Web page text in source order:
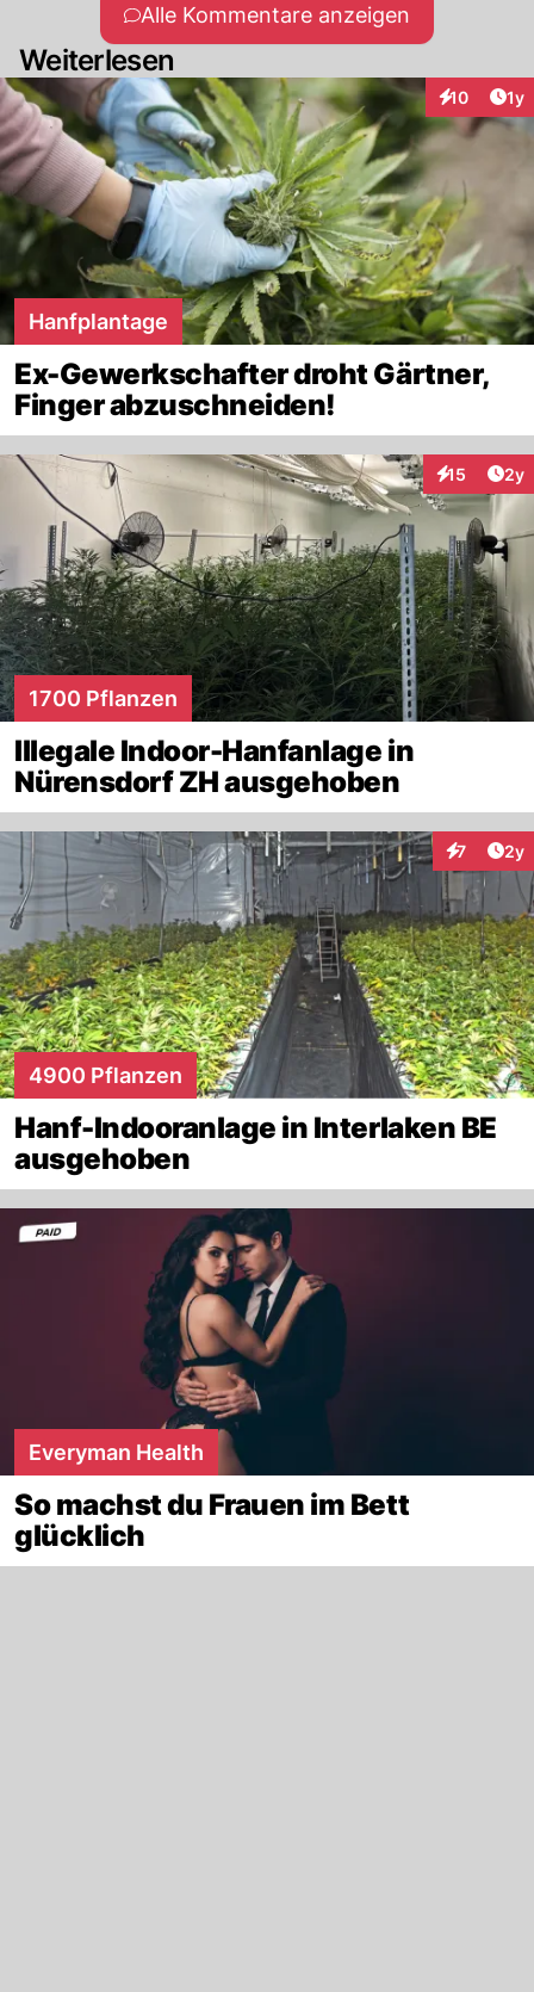
Alle Kommentare anzeigen
Weiterlesen
10 1y
Hanfplantage
Ex-Gewerkschafter droht Gärtner,
Finger abzuschneiden!
15 2y
1700 Pflanzen
Illegale Indoor-Hanfanlage in
Nürensdorf ZH ausgehoben
7 2y
4900 Pflanzen
Hanf-Indooranlage in Interlaken BE
ausgehoben
Everyman Health
So machst du Frauen im Bett
glücklich